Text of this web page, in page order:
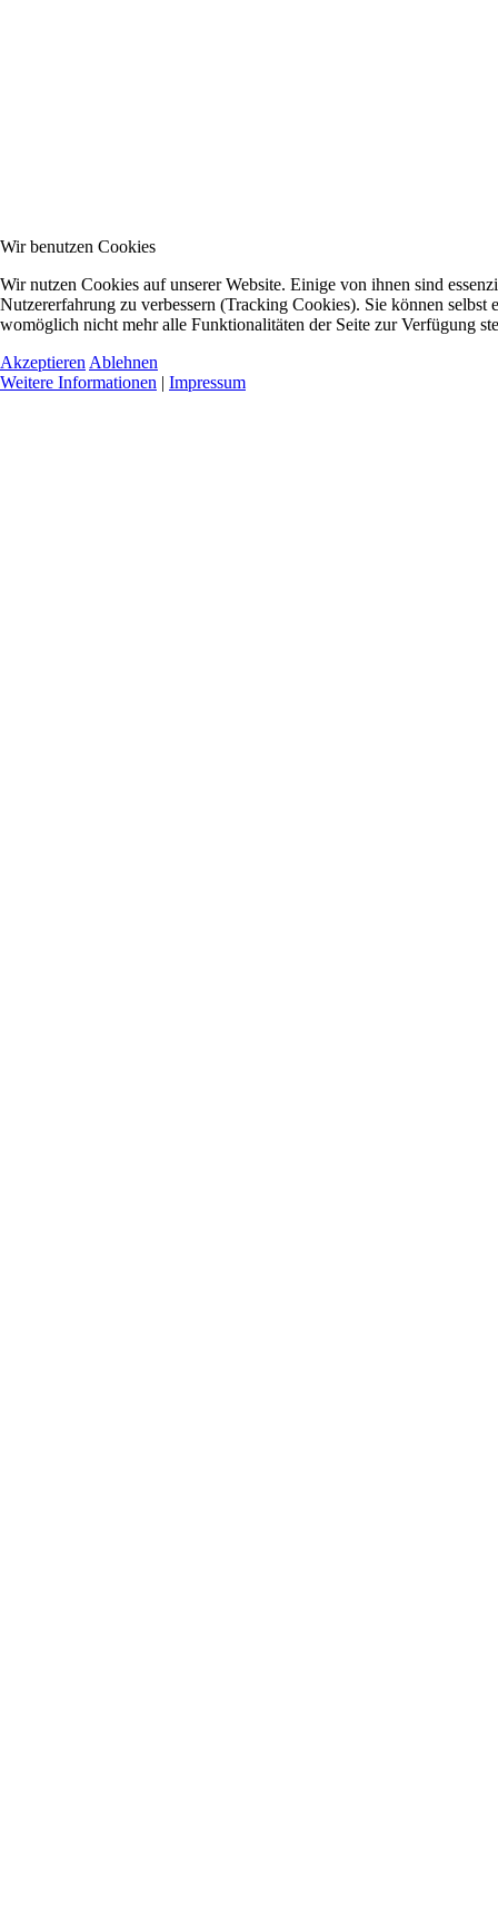
Wir benutzen Cookies
Wir nutzen Cookies auf unserer Website. Einige von ihnen sind
Nutzererfahrung zu verbessern (Tracking Cookies). Sie können
womöglich nicht mehr alle Funktionalitäten der Seite zur Verfügung
Akzeptieren Ablehnen
Weitere Informationen | Impressum